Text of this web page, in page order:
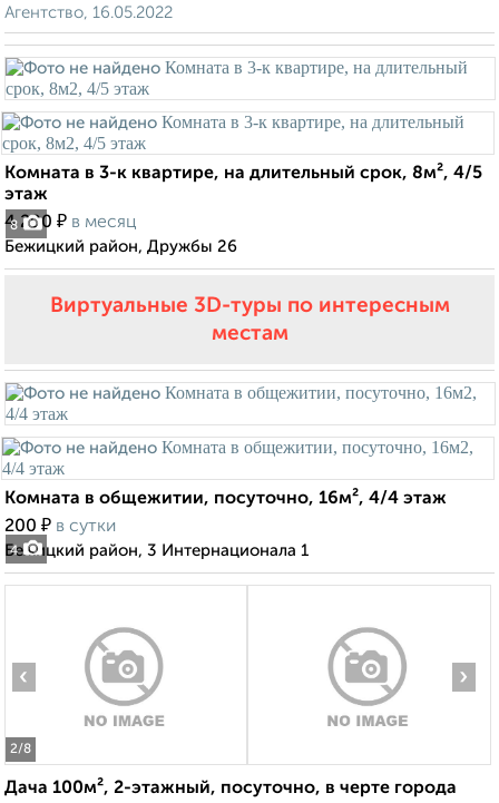
Агентство, 16.05.2022
8
Комната в 3-к квартире, на длительный срок, 8м², 4/5
этаж
4 200 ₽ в месяц
Бежицкий район, Дружбы 26
Виртуальные 3D-туры по интересным
местам
4
Комната в общежитии, посуточно, 16м², 4/4 этаж
200 ₽ в сутки
Бежицкий район, 3 Интернационала 1
2/8
‹ ›
Дача 100м², 2-этажный, посуточно, в черте города